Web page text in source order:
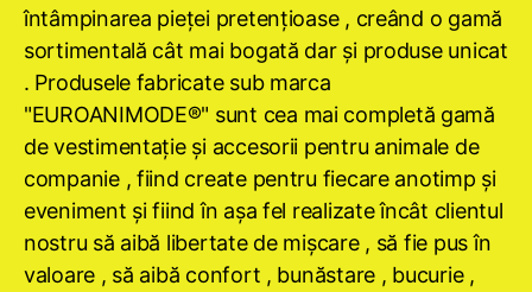
întâmpinarea pieţei pretenţioase , creând o gamă
sortimentală cât mai bogată dar şi produse unicat
. Produsele fabricate sub marca
"EUROANIMODE®" sunt cea mai completă gamă
de vestimentaţie şi accesorii pentru animale de
companie , fiind create pentru fiecare anotimp şi
eveniment şi fiind în aşa fel realizate încât clientul
nostru să aibă libertate de mişcare , să fie pus în
valoare , să aibă confort , bunăstare , bucurie ,